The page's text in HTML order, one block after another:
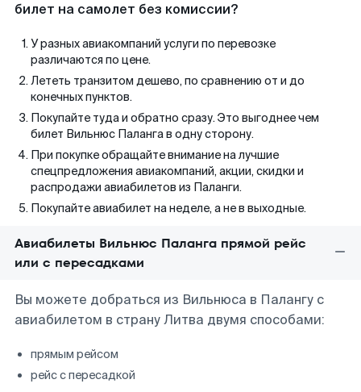
билет на самолет без комиссии?
У разных авиакомпаний услуги по перевозке
различаются по цене.
Лететь транзитом дешево, по сравнению от и до
конечных пунктов.
Покупайте туда и обратно сразу. Это выгоднее чем
билет Вильнюс Паланга в одну сторону.
При покупке обращайте внимание на лучшие
спецпредложения авиакомпаний, акции, скидки и
распродажи авиабилетов из Паланги.
Покупайте авиабилет на неделе, а не в выходные.
Авиабилеты Вильнюс Паланга прямой рейс
или с пересадками
Вы можете добраться из Вильнюса в Палангу с
авиабилетом в страну Литва двумя способами:
прямым рейсом
рейс с пересадкой